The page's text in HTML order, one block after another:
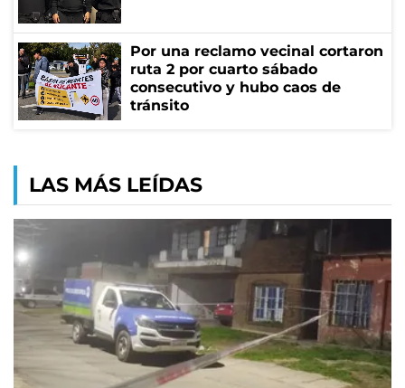
Por una reclamo vecinal cortaron
ruta 2 por cuarto sábado
consecutivo y hubo caos de
tránsito
LAS MÁS LEÍDAS